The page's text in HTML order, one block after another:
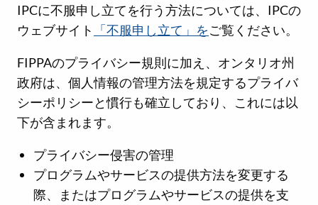
IPCに不服申し立てを行う方法については、IPCの
ウェブサイト
「不服申し立て」をご覧ください。
FIPPAのプライバシー規則に加え、オンタリオ州
政府は、個人情報の管理方法を規定するプライバ
シーポリシーと慣行も確立しており、これには以
下が含まれます。
プライバシー侵害の管理
プログラムやサービスの提供方法を変更する
際、またはプログラムやサービスの提供を支